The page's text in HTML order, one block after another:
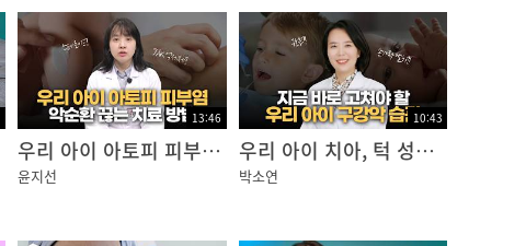
13:46
우리 아이 아토피 피부염, 가려움의 악순환을 끊어야 합니다!
윤지선
10:43
우리 아이 치아, 턱 성장에 영향을 주는 나쁜 습관 6가지 | 구호흡부터 손가락 빨기까지
박소연